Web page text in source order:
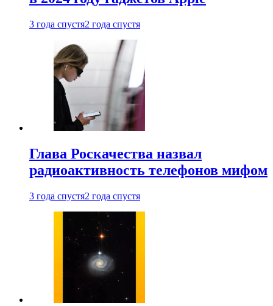
3 года спустя2 года спустя
Глава Роскачества назвал
радиоактивность телефонов мифом
3 года спустя2 года спустя